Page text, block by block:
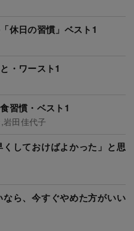
休日の習慣」ベスト1
・ワースト1
習慣・ベスト1
岩田佳代子
しておけばよかった」と思
なら、今すぐやめた方がいい